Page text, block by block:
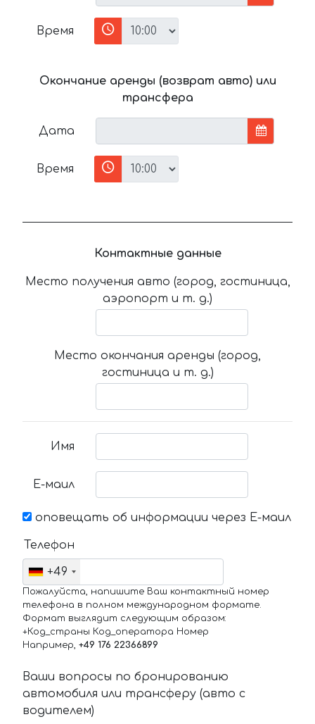
Время
Окончание аренды (возврат авто) или
трансфера
Дата
Время
Контактные данные
Место получения авто (город, гостиница,
аэропорт и т. д.)
Место окончания аренды (город,
гостиница и т. д.)
Имя
Е-маил
оповещать об информации через Е-маил
Телефон
+49
Пожалуйста, напишите Ваш контактный номер
телефона в полном международном формате.
Формат выглядит следующим образом:
+Код_страны Код_оператора Номер
Например, +49 176 22366899
Ваши вопросы по бронированию
автомобиля или трансферу (авто с
водителем)